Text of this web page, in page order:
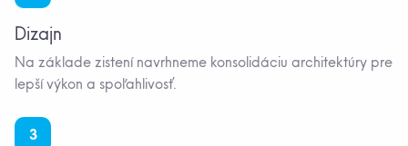
Dizajn
Na základe zistení navrhneme konsolidáciu architektúry pre
lepší výkon a spoľahlivosť.
3